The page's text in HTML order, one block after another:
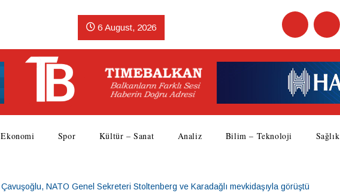
6 August, 2026
Ekonomi Spor Kültür – Sanat Analiz Bilim – Teknoloji Sağlık
Çavuşoğlu, NATO Genel Sekreteri Stoltenberg ve Karadağlı mevkidaşıyla görüştü